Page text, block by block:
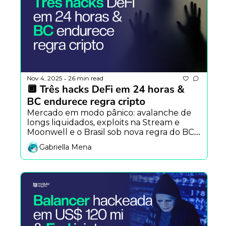
Nov 4, 2025 • 26 min read
🔲 Três hacks DeFi em 24 horas &
BC endurece regra cripto
Mercado em modo pânico: avalanche de
longs liquidados, exploits na Stream e
Moonwell e o Brasil sob nova regra do BC
— novembro começou no hard mode.
Tesouro drena liquidez global e Scroll
lança o Content Hackathon.
Gabriella Mena